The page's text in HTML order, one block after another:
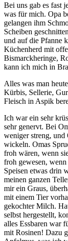
Bei uns gab es fast
was für mich. Opa
gelangen ihm
Scheiben
und auf die Pfanne
Küchenherd mit
Bismarckheringe,
kann ich mich in
Alles was man
Kürbis, Sellerie,
Fleisch in Aspik
Ich war ein sehr
sehr genervt. Bei
weniger streng, und
wickeln. Omas
froh wären, wenn
froh gewesen,
Speisen etwas drin
meinen ganzen
mir ein Graus,
mit einem Tier
gekochter Milch.
selbst hergestellt,
alles Essbaren war
mit Rosinen! Dazu